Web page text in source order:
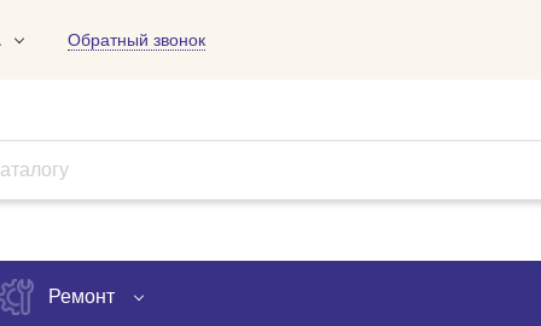
Обратный звонок
Ремонт